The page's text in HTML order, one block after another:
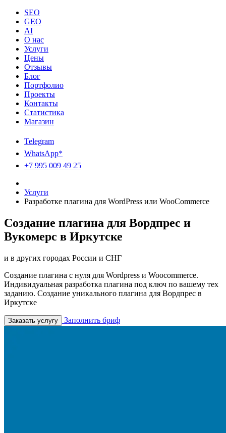
SEO
GEO
AI
О нас
Услуги
Цены
Отзывы
Блог
Портфолио
Проекты
Контакты
Статистика
Магазин
Telegram
WhatsApp*
+7 995 009 49 25
Услуги
Разработке плагина для WordPress или WooCommerce
Создание плагина для Вордпрес и
Вукомерс в Иркутске
и в других городах России и СНГ
Создание плагина с нуля для Wordpress и Woocommerce.
Индивидуальная разработка плагина под ключ по вашему тех
заданию. Создание уникального плагина для Вордпрес в
Иркутске
Заказать услугу Заполнить бриф